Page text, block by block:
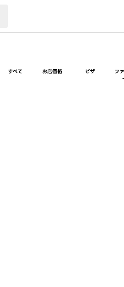
すべて お店価格 ピザ
フ